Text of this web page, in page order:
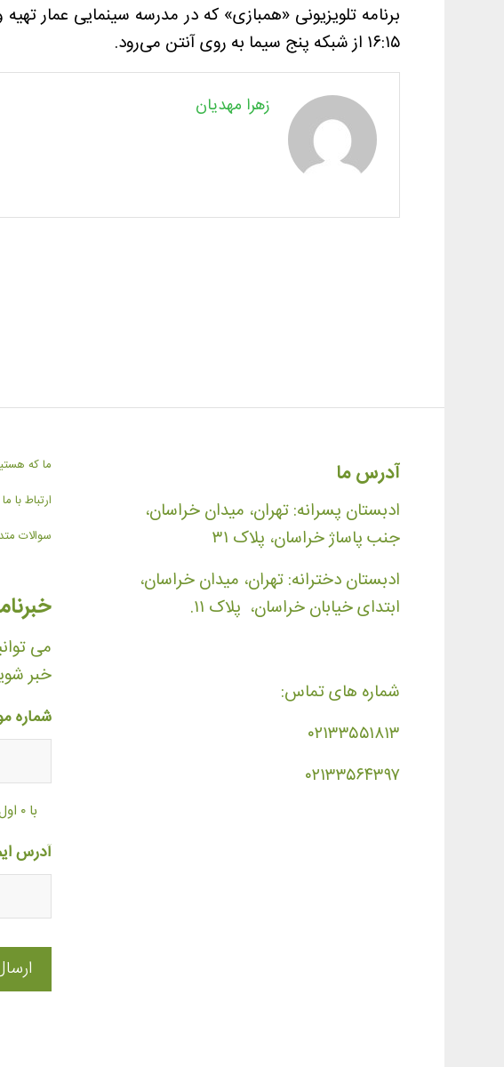
برنامه تلویزیونی «همبازی» که در مدرسه سینمایی عمار
۱۶:۱۵ از شبکه پنج سیما به روی آنتن می‌رود.
زهرا مهدیان
آدرس ما
ادبستان پسرانه: تهران، میدان خراسان،
جنب پاساژ خراسان، پلاک ۳۱
ادبستان دخترانه: تهران، میدان خراسان،
ابتدای خیابان خراسان، پلاک ۱۱.
شماره های تماس:
۰۲۱۳۳۵۵۱۸۱۳
۰۲۱۳۳۵۶۴۳۹۷
ما که
ارتباط با ما
سوالات
می
خبر
شماره
با ۰ اول و فونت انگلیسی لطفا!
آدرس